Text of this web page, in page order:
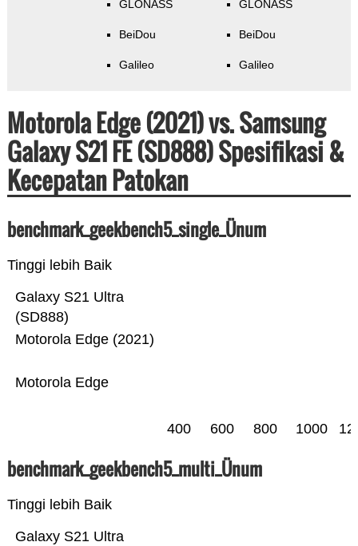
GLONASS
BeiDou
Galileo
GLONASS
BeiDou
Galileo
Motorola Edge (2021) vs. Samsung
Galaxy S21 FE (SD888) Spesifikasi &
Kecepatan Patokan
benchmark_geekbench5_single_Ünum
Tinggi lebih Baik
Motorola Edge
Motorola Edge (2021)
Galaxy S21 Ultra
(SD888)
400 600 800 1000
benchmark_geekbench5_multi_Ünum
Tinggi lebih Baik
Galaxy S21 Ultra